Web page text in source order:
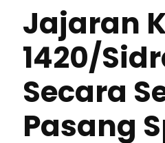
Jajaran
1420/
Secara
Pasang